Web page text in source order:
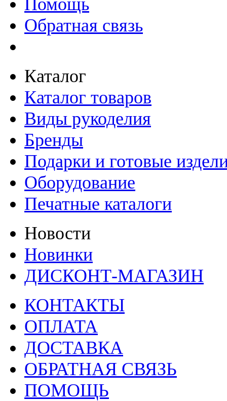
Обратная связь
Каталог
Каталог товаров
Виды рукоделия
Бренды
Подарки и готовые
Оборудование
Печатные каталоги
Новости
Новинки
ДИСКОНТ-МАГАЗИН
КОНТАКТЫ
ОПЛАТА
ДОСТАВКА
ОБРАТНАЯ СВЯЗЬ
ПОМОЩЬ